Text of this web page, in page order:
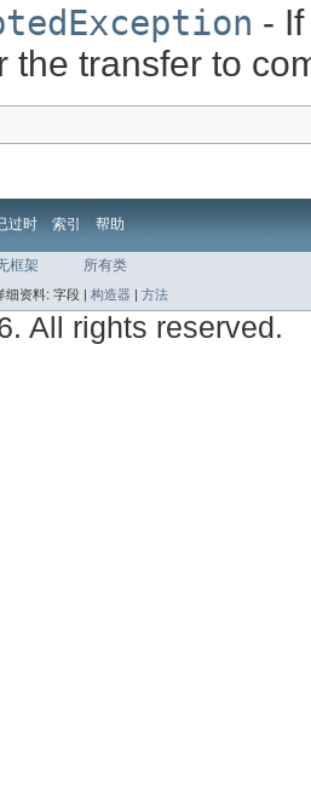
-
the transfer to
过时 索引 帮助
框架 所有类
细资料: 字段 | 构造器 | 方法
All rights reserved.